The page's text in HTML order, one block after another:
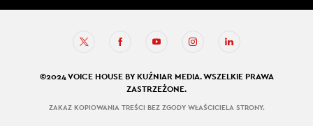
©2024 VOICE HOUSE BY KUŹNIAR MEDIA. WSZELKIE PRAWA
ZASTRZEŻONE.
ZAKAZ KOPIOWANIA TREŚCI BEZ ZGODY WŁAŚCICIELA STRONY.